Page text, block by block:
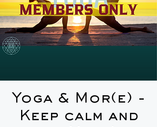
Yoga & Mor(e) -
Keep calm and